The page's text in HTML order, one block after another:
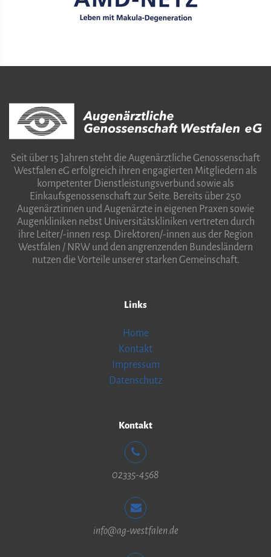
Seit über 15 Jahren steht die Augenärztliche Genossenschaft
Westfalen eG erfolgreich ihren engagierten Mitgliedern als
kompetenter Dienstleistungsverbund sowie als
Einkaufsgenossenschaft zur Seite. Bereits über 250
Augenärztinnen und Augenärzte in eigenen Praxen sowie
Augenkliniken nebst Universitätskliniken vertreten durch
ihre Leiter/-innen resp. Direktoren/-innen aus der Region
Westfalen / NRW und den angrenzenden Bundesländern
nutzen die Vorteile unserer starken Gemeinschaft.
Links
Home
Kontakt
Impressum
Datenschutz
Kontakt
02335-4568
info@ag-westfalen.de